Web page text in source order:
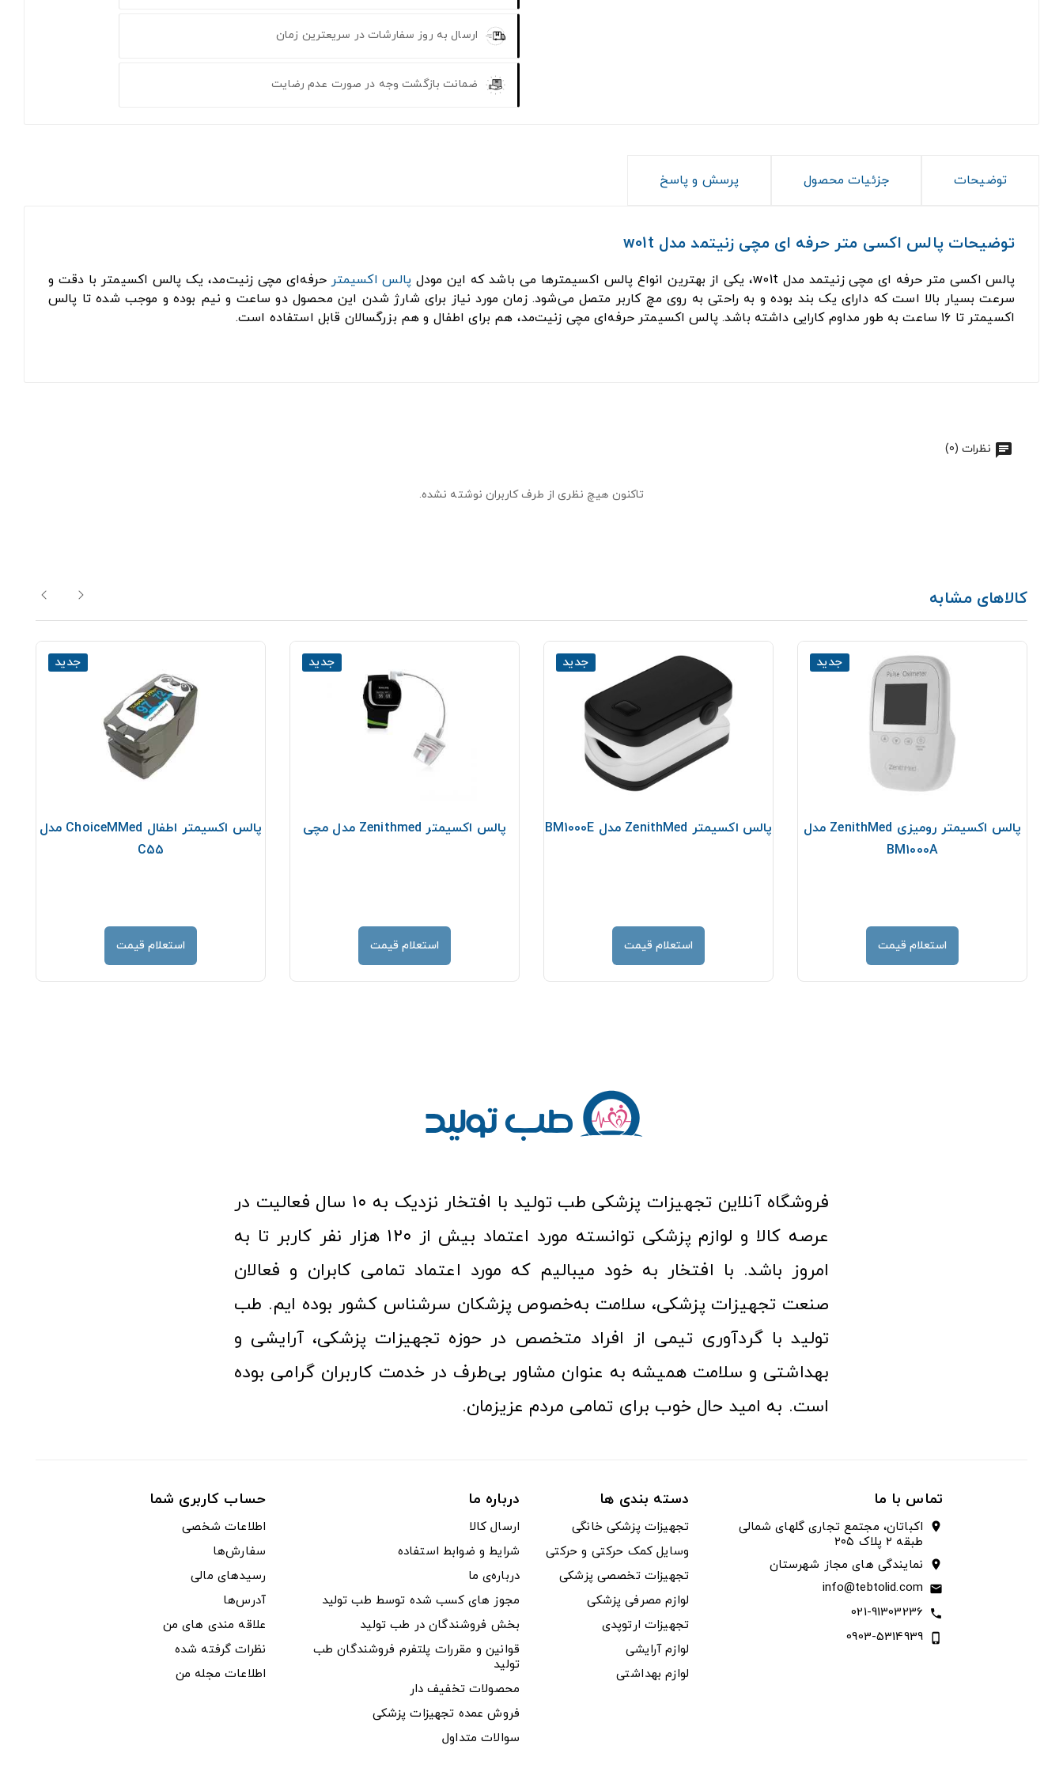
ارسال به روز سفارشات در سریعترین زمان
ضمانت بازگشت وجه در صورت عدم رضایت
توضیحات جزئیات محصول پرسش و پاسخ
توضیحات پالس اکسی متر حرفه ای مچی زنیتمد مدل w01t
پالس اکسی متر حرفه ای مچی زنیتمد مدل w01t، یکی از بهترین انواع پالس اکسیمترها می باشد که این مودل پالس اکسیمتر حرفه‌ای مچی زنیت‌مد، یک پالس اکسیمتر با دقت و
سرعت بسیار بالا است که دارای یک بند بوده و به راحتی به روی مچ کاربر متصل می‌شود. زمان مورد نیاز برای شارژ شدن این محصول دو ساعت و نیم بوده و موجب شده تا پالس
اکسیمتر تا ۱۶ ساعت به طور مداوم کارایی داشته باشد. پالس اکسیمتر حرفه‌ای مچی زنیت‌مد، هم برای اطفال و هم بزرگسالان قابل استفاده است.
نظرات (0)
تاکنون هیچ نظری از طرف کاربران نوشته نشده.
کالاهای مشابه
جدید
پالس اکسیمتر رومیزی ZenithMed مدل
BM1000A
استعلام قیمت
جدید
پالس اکسیمتر ZenithMed مدل BM1000E
استعلام قیمت
جدید
پالس اکسیمتر Zenithmed مدل مچی
استعلام قیمت
جدید
پالس اکسیمتر اطفال ChoiceMMed مدل
C55
استعلام قیمت
فروشگاه آنلاین تجهیزات پزشکی طب تولید با افتخار نزدیک به ۱۰ سال فعالیت در
عرصه کالا و لوازم پزشکی توانسته مورد اعتماد بیش از ۱۲۰ هزار نفر کاربر تا به
امروز باشد. با افتخار به خود میبالیم که مورد اعتماد تمامی کابران و فعالان
صنعت تجهیزات پزشکی، سلامت به‌خصوص پزشکان سرشناس کشور بوده ایم. طب
تولید با گردآوری تیمی از افراد متخصص در حوزه تجهیزات پزشکی، آرایشی و
بهداشتی و سلامت همیشه به عنوان مشاور بی‌طرف در خدمت کاربران گرامی بوده
است. به امید حال خوب برای تمامی مردم عزیزمان.
تماس با ما
location_on
اکباتان، مجتمع تجاری گلهای شمالی
طبقه ۲ پلاک ۲۰۵
location_on نمایندگی های مجاز شهرستان
email
info@tebtolid.com
call
021-91303236
phone_iphone
0903-5314939
دسته بندی ها
تجهیزات پزشکی خانگی
وسایل کمک حرکتی و حرکتی
تجهیزات تخصصی پزشکی
لوازم مصرفی پزشکی
تجهیزات ارتوپدی
لوازم آرایشی
لوازم بهداشتی
درباره ما
ارسال کالا
شرایط و ضوابط استفاده
درباره‌ی ما
مجوز های کسب شده توسط طب تولید
بخش فروشندگان در طب تولید
قوانین و مقررات پلتفرم فروشندگان طب
تولید
محصولات تخفیف دار
فروش عمده تجهیزات پزشکی
سوالات متداول
حساب کاربری شما
اطلاعات شخصی
سفارش‌ها
رسیدهای مالی
آدرس‌ها
علاقه مندی های من
نظرات گرفته شده
اطلاعات مجله من